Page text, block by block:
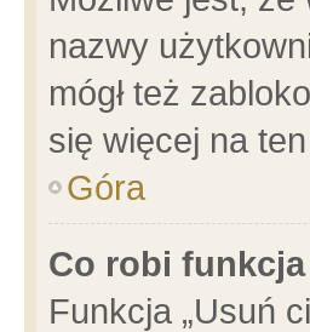
nazwy
mógł też
się więcej na
Góra
Co robi
Funkcja „Usuń